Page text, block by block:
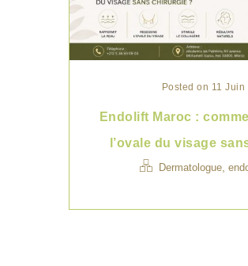
Posted on 11 Juin
Endolift Maroc :
l’ovale du visage
Dermatologue ,